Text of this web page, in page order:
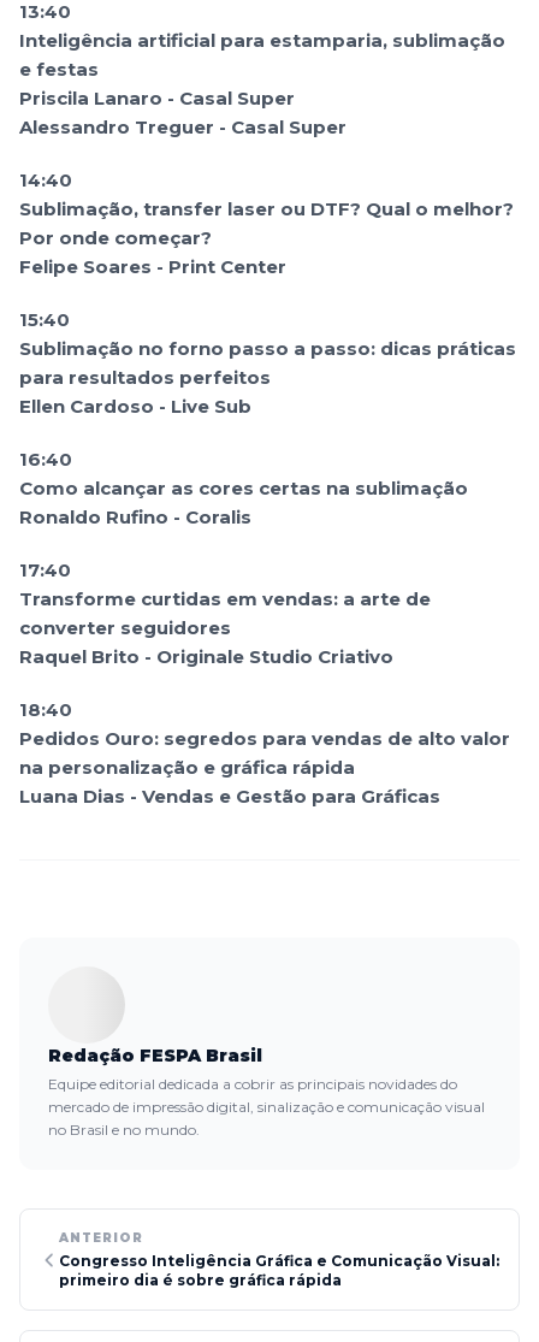
13:40
Inteligência artificial para estamparia, sublimação
e festas
Priscila Lanaro - Casal Super
Alessandro Treguer - Casal Super
14:40
Sublimação, transfer laser ou DTF? Qual o melhor?
Por onde começar?
Felipe Soares - Print Center
15:40
Sublimação no forno passo a passo: dicas práticas
para resultados perfeitos
Ellen Cardoso - Live Sub
16:40
Como alcançar as cores certas na sublimação
Ronaldo Rufino - Coralis
17:40
Transforme curtidas em vendas: a arte de
converter seguidores
Raquel Brito - Originale Studio Criativo
18:40
Pedidos Ouro: segredos para vendas de alto valor
na personalização e gráfica rápida
Luana Dias - Vendas e Gestão para Gráficas
Redação FESPA Brasil
Equipe editorial dedicada a cobrir as principais novidades do
mercado de impressão digital, sinalização e comunicação visual
no Brasil e no mundo.
ANTERIOR
Congresso Inteligência Gráfica e Comunicação Visual:
primeiro dia é sobre gráfica rápida